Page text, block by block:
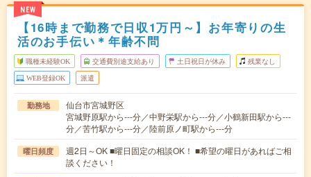
NEW
【16時まで勤務で日収1万円～】お年寄りの生
活のお手伝い＊年齢不問
職種未経験OK 交通費別途支給あり 土日祝日が休み 残業なし
WEB登録OK 派遣
勤務地
仙台市宮城野区
宮城野原駅から---分／中野栄駅から---分／小鶴新田駅から---
分／苦竹駅から---分／陸前原ノ町駅から---分
曜日頻度
週2日～OK ■曜日固定の相談OK！ ■希望の曜日があればご相
談ください！